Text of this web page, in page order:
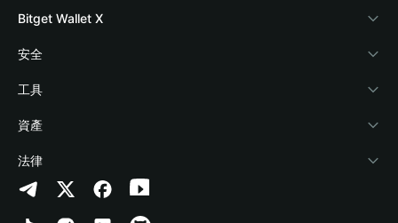
部落格
學院
加密資訊
幫助中心
‌聯繫我們
品牌資源
Crypto Card
Stablecoin Earn
Payfi Crypto
Crypto Swap API
Altcoin Season Index
Prediction Markets
Bitget Wallet X
開發者文件
連接錢包
Bitget Wallet Pay
合作上架
安全
風險保障基金
安全防護技術
工具
快捷買幣
授權檢測
合約檢測
資產
Arbitrum
Avalanche
法律
隱私協議